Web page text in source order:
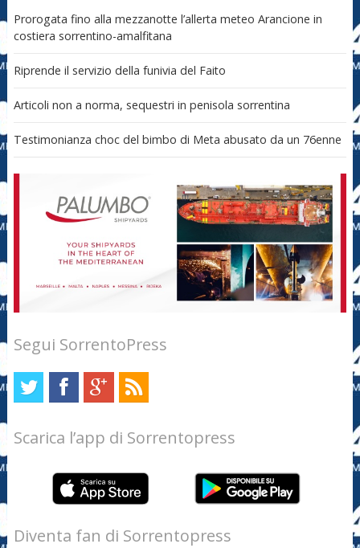
Prorogata fino alla mezzanotte l’allerta meteo Arancione in
costiera sorrentino-amalfitana
Riprende il servizio della funivia del Faito
Articoli non a norma, sequestri in penisola sorrentina
Testimonianza choc del bimbo di Meta abusato da un 76enne
Segui SorrentoPress
Scarica l’app di Sorrentopress
Diventa fan di Sorrentopress